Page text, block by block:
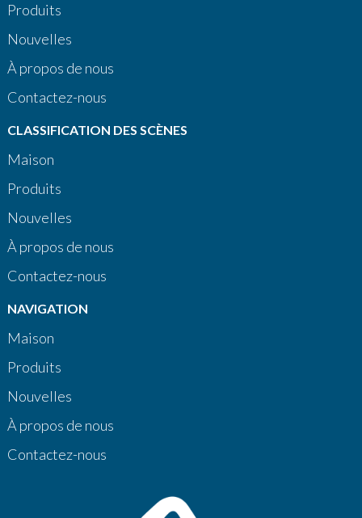
Produits
Nouvelles
À propos de nous
Contactez-nous
CLASSIFICATION DES SCÈNES
Maison
Produits
Nouvelles
À propos de nous
Contactez-nous
NAVIGATION
Maison
Produits
Nouvelles
À propos de nous
Contactez-nous